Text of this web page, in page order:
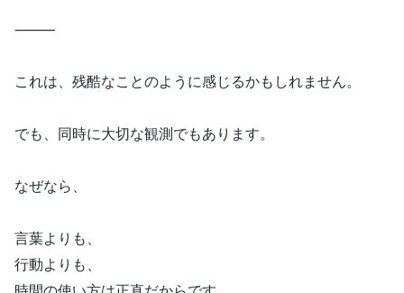
⸻
これは、残酷なことのように感じるかもしれません。
でも、同時に大切な観測でもあります。
なぜなら、
言葉よりも、
行動よりも、